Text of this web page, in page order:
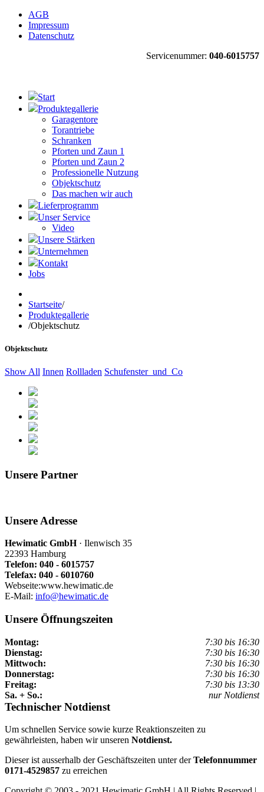
AGB
Impressum
Datenschutz
Servicenummer: 040-6015757
Start
Produktegallerie
Garagentore
Torantriebe
Schranken
Pforten und Zaun 1
Pforten und Zaun 2
Professionelle Nutzung
Objektschutz
Das machen wir auch
Lieferprogramm
Unser Service
Video
Unsere Stärken
Unternehmen
Kontakt
Jobs
Startseite/
Produktegallerie
/Objektschutz
Objektschutz
Show All Innen Rollladen Schufenster_und_Co
Unsere Partner
Unsere Adresse
Hewimatic GmbH· Ilenwisch 35
22393 Hamburg
Telefon: 040 - 6015757
Telefax: 040 - 6010760
Webseite:www.hewimatic.de
E-Mail: info@hewimatic.de
Unsere Öffnungszeiten
Montag:
Dienstag:
Mittwoch:
Donnerstag:
Freitag:
Sa. + So.:
7:30 bis 16:30
7:30 bis 16:30
7:30 bis 16:30
7:30 bis 16:30
7:30 bis 13:30
nur Notdienst
Technischer Notdienst
Um schnellen Service sowie kurze Reaktionszeiten zu
gewährleisten, haben wir unseren Notdienst.
Dieser ist ausserhalb der Geschäftszeiten unter derTelefonnummer
0171-4529857 zu erreichen